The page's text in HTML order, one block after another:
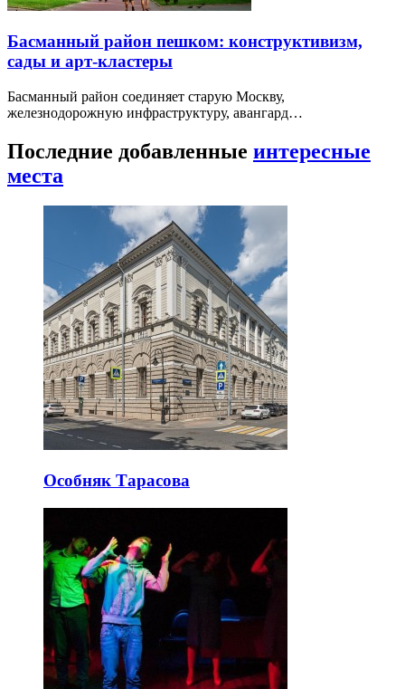
Басманный район пешком: конструктивизм,
сады и арт-кластеры
Басманный район соединяет старую Москву,
железнодорожную инфраструктуру, авангард…
Последние добавленные интересные
места
Особняк Тарасова